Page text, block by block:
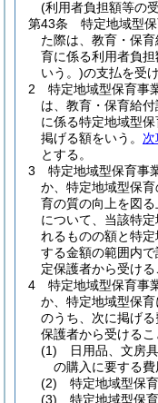
(利用者負担額等の
第43条
特定地域型
た際は、教育・保
育に係る利用者負担
いう。)の支払を受
2
特定地域型保育事
は、教育・保育給
に係る特定地域型
掲げる額をいう。
とする。
3
特定地域型保育事
か、特定地域型保
育の質の向上を図
について、当該特
れるものの額と特
する金額の範囲内
定保護者から受ける
4
特定地域型保育事
か、特定地域型保
のうち、次に掲げ
保護者から受けるこ
(1)
日用品、文房
の購入に要する費
(2)
特定地域型保
(3)
特定地域型保